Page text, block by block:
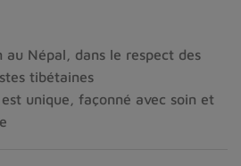
au Népal, dans le respect des
tibétaines
unique, façonné avec soin et